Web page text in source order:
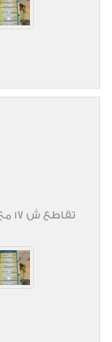
تقاطع ش 17 مع 31 مدينة التحرير - مدينة التحرير - امبابة